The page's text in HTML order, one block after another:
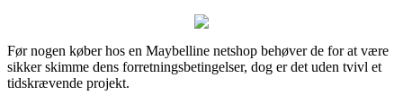
Før nogen køber hos en Maybelline netshop behøver de for at være
sikker skimme dens forretningsbetingelser, dog er det uden tvivl et
tidskrævende projekt.